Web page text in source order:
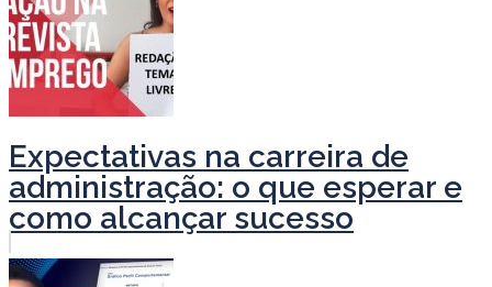
Expectativas na carreira de
administração: o que esperar e
como alcançar sucesso